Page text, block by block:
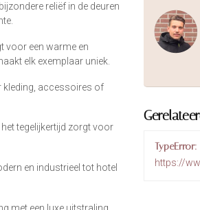
reliëf in de deuren
voor een warme en
elk exemplaar uniek.
kleding, accessoires of
tegelijkertijd zorgt voor
en industrieel tot hotel
https://